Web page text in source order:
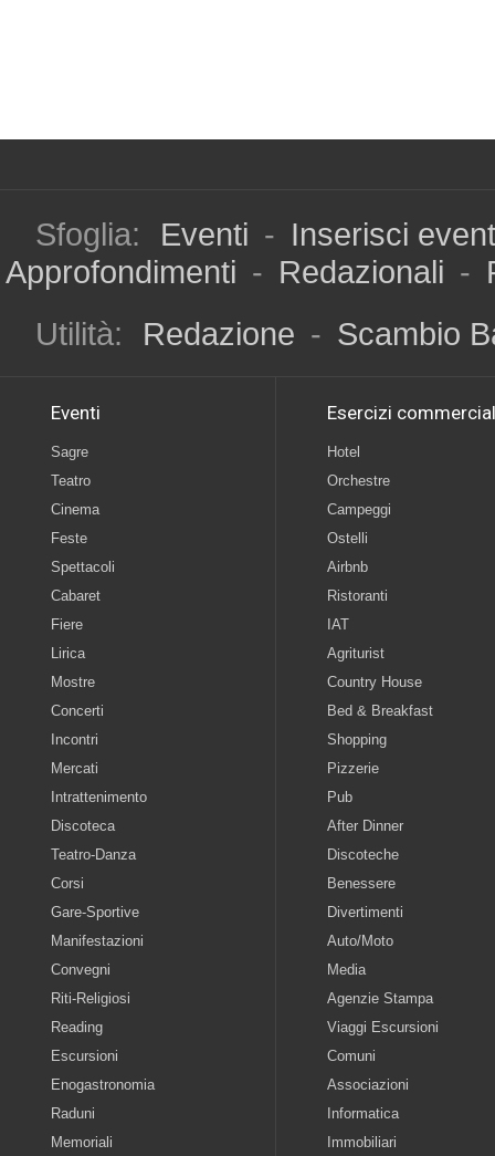
Sfoglia: Eventi - Inserisci
Approfondimenti - Redazionali -
Utilità:
Redazione - Scambio
Eventi
Sagre
Teatro
Cinema
Feste
Spettacoli
Cabaret
Fiere
Lirica
Mostre
Concerti
Incontri
Mercati
Intrattenimento
Discoteca
Teatro-Danza
Corsi
Gare-Sportive
Manifestazioni
Convegni
Riti-Religiosi
Reading
Escursioni
Enogastronomia
Raduni
Memoriali
Esercizi
Hotel
Orchestre
Campeggi
Ostelli
Airbnb
Ristoranti
IAT
Agriturist
Country House
Bed & Breakfast
Shopping
Pizzerie
Pub
After Dinner
Discoteche
Benessere
Divertimenti
Auto/Moto
Media
Agenzie Stampa
Viaggi Escursioni
Comuni
Associazioni
Informatica
Immobiliari